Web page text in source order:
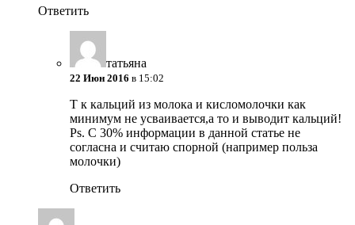
Ответить
татьяна
22 Июн 2016 в 15:02
Т к кальций из молока и кисломолочки как
минимум не усваивается,а то и выводит кальций!
Ps. С 30% информации в данной статье не
согласна и считаю спорной (например польза
молочки)
Ответить